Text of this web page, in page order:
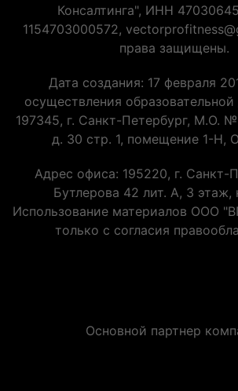
Консалтинга", ИНН
1154703000572,
права защищены.
Дата создания: 17 февраля
осуществления образовательной
197345, г. Санкт-Петербург, М.О.
д. 30 стр. 1, помещение 1-Н,
Адрес офиса: 195220, г. Санкт-
Бутлерова 42 лит. А, 3 этаж,
Использование материалов ООО
только с согласия
Основной партнер